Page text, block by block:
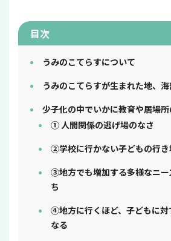
目次
うみのこてらすについて
うみのこてらすが生まれた地、
少子化の中でいかに教育や居場
① 人間関係の逃げ場のなさ
②学校に行かない子どもの行き
③地方でも増加する多様なニー
ち
④地方に行くほど、子どもに対
なる